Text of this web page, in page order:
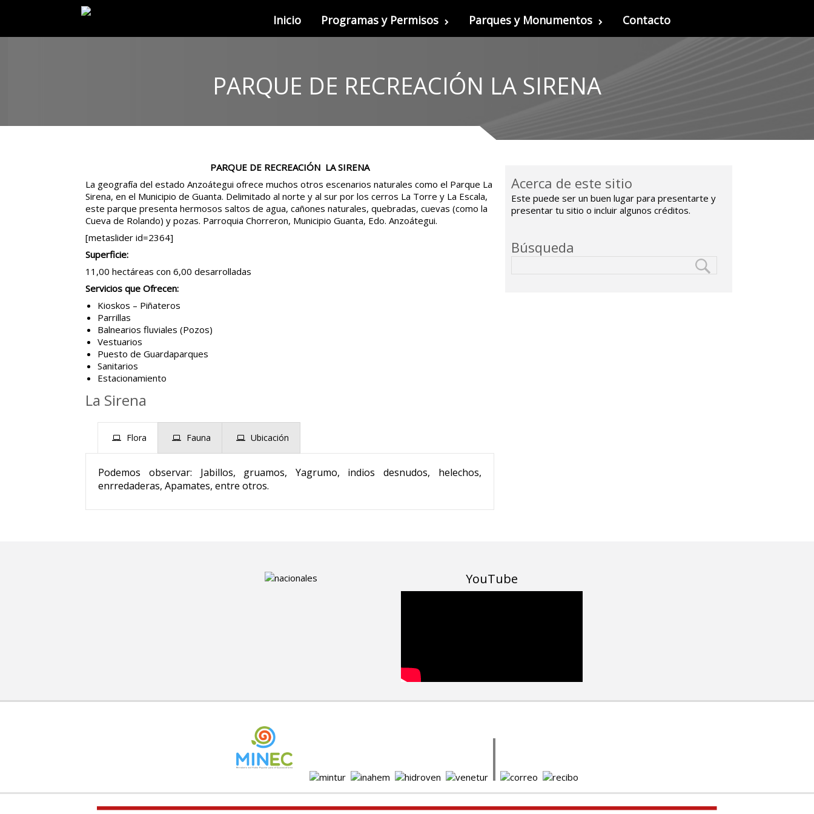
Inicio Programas y Permisos Parques y Monumentos Contacto
PARQUE DE RECREACIÓN LA SIRENA
Acerca de este sitio
Este puede ser un buen lugar para presentarte y
presentar tu sitio o incluir algunos créditos.
Búsqueda
PARQUE DE RECREACIÓN LA SIRENA
La geografía del estado Anzoátegui ofrece muchos otros escenarios naturales como el Parque La
Sirena, en el Municipio de Guanta. Delimitado al norte y al sur por los cerros La Torre y La Escala,
este parque presenta hermosos saltos de agua, cañones naturales, quebradas, cuevas (como la
Cueva de Rolando) y pozas. Parroquia Chorreron, Municipio Guanta, Edo. Anzoátegui.
[metaslider id=2364]
Superficie:
11,00 hectáreas con 6,00 desarrolladas
Servicios que Ofrecen:
Kioskos – Piñateros
Parrillas
Balnearios fluviales (Pozos)
Vestuarios
Puesto de Guardaparques
Sanitarios
Estacionamiento
La Sirena
Flora Fauna Ubicación
Podemos observar: Jabillos, gruamos, Yagrumo, indios desnudos, helechos,
enrredaderas, Apamates, entre otros.
YouTube